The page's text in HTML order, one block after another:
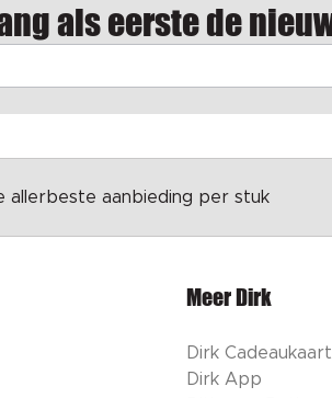
als eerste de
allerbeste aanbieding per stuk
Meer Dirk
Dirk Cadeaukaart
Dirk App